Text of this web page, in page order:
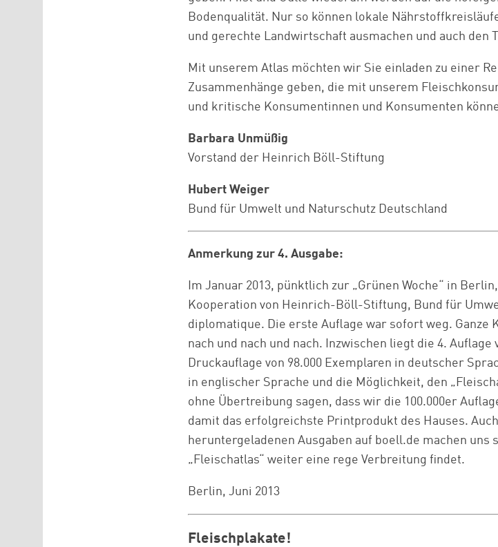
Bodenqualität. Nur so können lokale
und gerechte Landwirtschaft ausmachen und auch den
Mit unserem Atlas möchten wir Sie einladen zu einer
Zusammenhänge geben, die mit unserem
und kritische Konsumentinnen und Konsumenten
Barbara Unmüßig
Vorstand der Heinrich Böll-Stiftung
Hubert Weiger
Bund für Umwelt und Naturschutz Deutschland
Anmerkung zur 4. Ausgabe:
Im Januar 2013, pünktlich zur „Grünen Woche“ in
Kooperation von Heinrich-Böll-Stiftung, Bund für
diplomatique. Die erste Auflage war sofort weg.
nach und nach und nach. Inzwischen liegt die 4.
Druckauflage von 98.000 Exemplaren in deutscher
in englischer Sprache und die Möglichkeit, den
ohne Übertreibung sagen, dass wir die 100.000er
damit das erfolgreichste Printprodukt des Hauses.
heruntergeladenen Ausgaben auf boell.de machen uns
„Fleischatlas“ weiter eine rege Verbreitung findet.
Berlin, Juni 2013
Fleischplakate!
Zum Warenkorb